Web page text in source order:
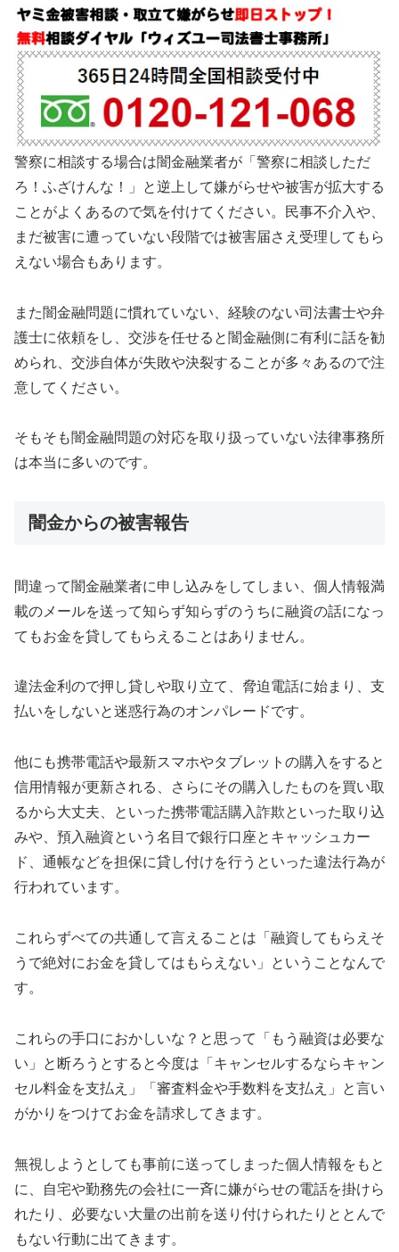
警察に相談する場合は闇金融業者が「警察に相談しただ
ろ！ふざけんな！」と逆上して嫌がらせや被害が拡大する
ことがよくあるので気を付けてください。民事不介入や、
まだ被害に遭っていない段階では被害届さえ受理してもら
えない場合もあります。
また闇金融問題に慣れていない、経験のない司法書士や弁
護士に依頼をし、交渉を任せると闇金融側に有利に話を勧
められ、交渉自体が失敗や決裂することが多々あるので注
意してください。
そもそも闇金融問題の対応を取り扱っていない法律事務所
は本当に多いのです。
闇金からの被害報告
間違って闇金融業者に申し込みをしてしまい、個人情報満
載のメールを送って知らず知らずのうちに融資の話になっ
てもお金を貸してもらえることはありません。
違法金利ので押し貸しや取り立て、脅迫電話に始まり、支
払いをしないと迷惑行為のオンパレードです。
他にも携帯電話や最新スマホやタブレットの購入をすると
信用情報が更新される、さらにその購入したものを買い取
るから大丈夫、といった携帯電話購入詐欺といった取り込
みや、預入融資という名目で銀行口座とキャッシュカー
ド、通帳などを担保に貸し付けを行うといった違法行為が
行われています。
これらずべての共通して言えることは「融資してもらえそ
うで絶対にお金を貸してはもらえない」ということなんで
す。
これらの手口におかしいな？と思って「もう融資は必要な
い」と断ろうとすると今度は「キャンセルするならキャン
セル料金を支払え」「審査料金や手数料を支払え」と言い
がかりをつけてお金を請求してきます。
無視しようとしても事前に送ってしまった個人情報をもと
に、自宅や勤務先の会社に一斉に嫌がらせの電話を掛けら
れたり、必要ない大量の出前を送り付けられたりととんで
もない行動に出てきます。